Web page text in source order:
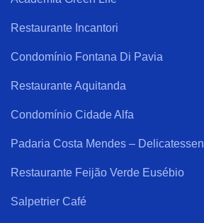
Restaurante Incantori
Condomínio Fontana Di Pavia
Restaurante Aquitanda
Condomínio Cidade Alfa
Padaria Costa Mendes – Delicatessen
Restaurante Feijão Verde Eusébio
Salpetrier Café